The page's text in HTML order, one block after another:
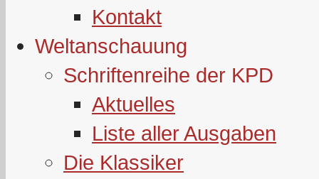
Kontakt
Weltanschauung
Schriftenreihe der KPD
Aktuelles
Liste aller Ausgaben
Die Klassiker